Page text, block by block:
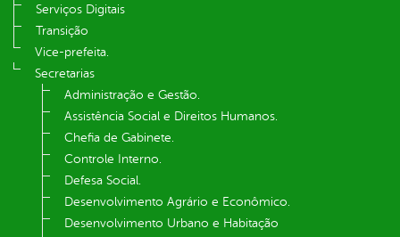
Serviços Digitais
Transição
Vice-prefeita.
Secretarias
Administração e Gestão.
Assistência Social e Direitos Humanos.
Chefia de Gabinete.
Controle Interno.
Defesa Social.
Desenvolvimento Agrário e Econômico.
Desenvolvimento Urbano e Habitação